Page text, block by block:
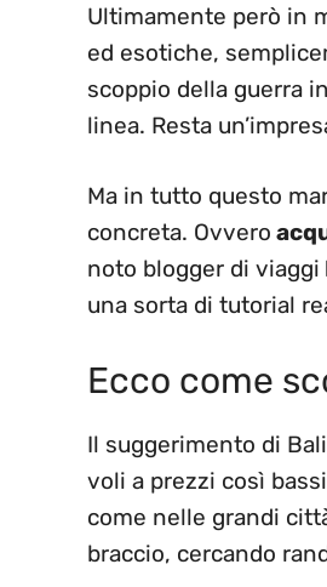
Ultimamente però in
ed esotiche,
scoppio della guerra
linea. Resta
Ma in tutto questo
concreta. Ovvero
noto blogger di viaggi
una sorta di tutorial
Ecco come
Il suggerimento di
voli a prezzi così bassi
come nelle grandi
braccio, cercando